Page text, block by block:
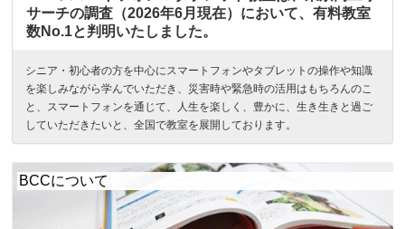
サーチの調査（2026年6月現在）において、有料教室
数No.1と判明いたしました。
シニア・初心者の方を中心にスマートフォンやタブレットの操作や知識
を楽しみながら学んでいただき、災害時や緊急時の活用はもちろんのこ
と、スマートフォンを通じて、人生を楽しく、豊かに、生き生きと過ご
していただきたいと、全国で教室を展開しております。
BCCについて